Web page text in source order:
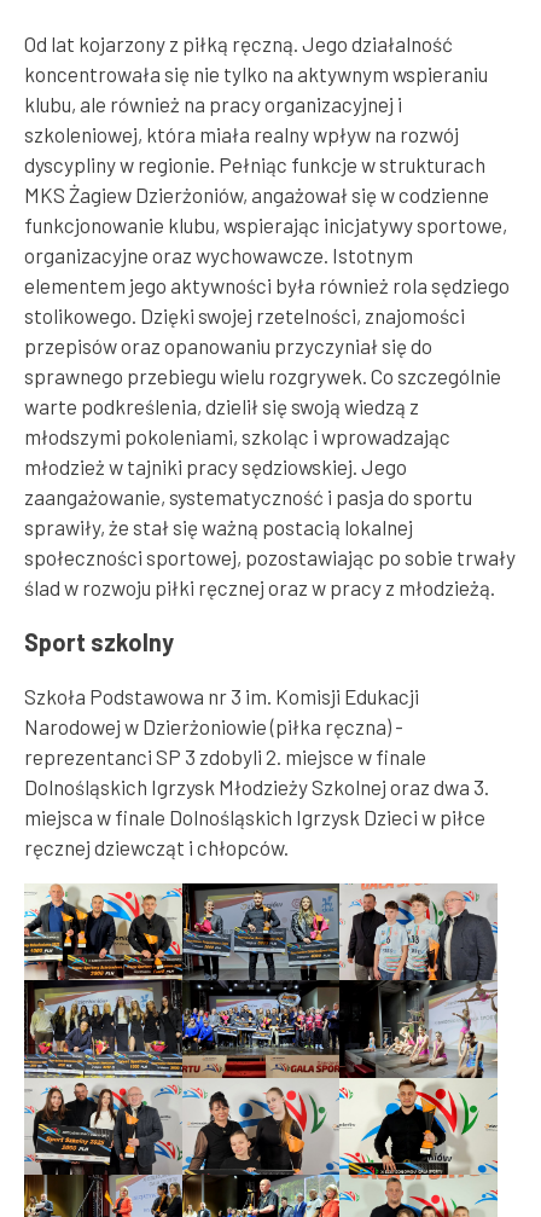
Od lat kojarzony z piłką ręczną. Jego działalność
koncentrowała się nie tylko na aktywnym wspieraniu
klubu, ale również na pracy organizacyjnej i
szkoleniowej, która miała realny wpływ na rozwój
dyscypliny w regionie. Pełniąc funkcje w strukturach
MKS Żagiew Dzierżoniów, angażował się w codzienne
funkcjonowanie klubu, wspierając inicjatywy sportowe,
organizacyjne oraz wychowawcze. Istotnym
elementem jego aktywności była również rola sędziego
stolikowego. Dzięki swojej rzetelności, znajomości
przepisów oraz opanowaniu przyczyniał się do
sprawnego przebiegu wielu rozgrywek. Co szczególnie
warte podkreślenia, dzielił się swoją wiedzą z
młodszymi pokoleniami, szkoląc i wprowadzając
młodzież w tajniki pracy sędziowskiej. Jego
zaangażowanie, systematyczność i pasja do sportu
sprawiły, że stał się ważną postacią lokalnej
społeczności sportowej, pozostawiając po sobie trwały
ślad w rozwoju piłki ręcznej oraz w pracy z młodzieżą.
Sport szkolny
Szkoła Podstawowa nr 3 im. Komisji Edukacji
Narodowej w Dzierżoniowie (piłka ręczna) -
reprezentanci SP 3 zdobyli 2. miejsce w finale
Dolnośląskich Igrzysk Młodzieży Szkolnej oraz dwa 3.
miejsca w finale Dolnośląskich Igrzysk Dzieci w piłce
ręcznej dziewcząt i chłopców.